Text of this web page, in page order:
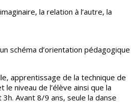
la relation à l’autre, la
schéma d’orientation pédagogique
apprentissage de la technique de
le niveau de l’élève ainsi que la
Avant 8/9 ans, seule la danse